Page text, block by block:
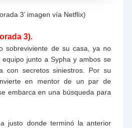
3’ imagen vía Netflix)
3).
sobreviviente de su casa, ya no
junto a Sypha y ambos se
con secretos siniestros. Por su
en mentor de un par de
embarca en una búsqueda para
justo donde terminó la anterior